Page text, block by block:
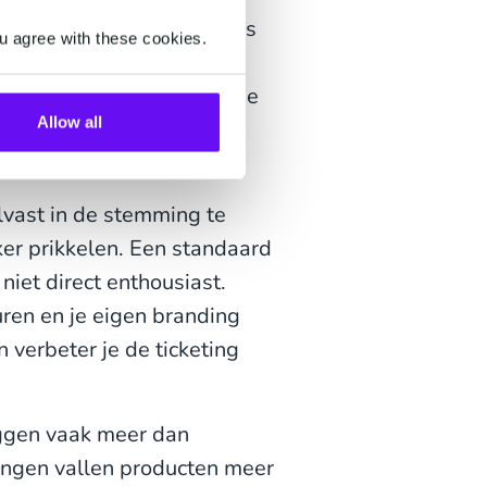
agree with these cookies.
Allow all
van je bezoekers
zorgen dat overal je
herkenbaarheid van je
in de stemming te
prikkelen. Een standaard
direct enthousiast.
en je eigen branding
verbeter je de ticketing
vaak meer dan
vallen producten meer